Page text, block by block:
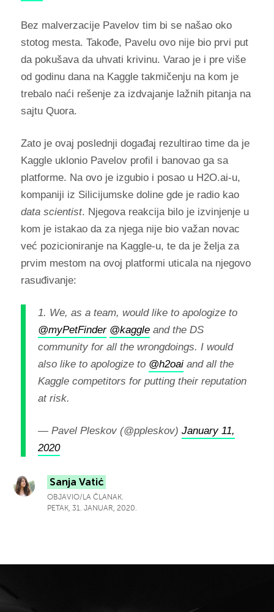
Bez malverzacije Pavelov tim bi se našao oko
stotog mesta. Takođe, Pavelu ovo nije bio prvi put
da pokušava da uhvati krivinu. Varao je i pre više
od godinu dana na Kaggle takmičenju na kom je
trebalo naći rešenje za izdvajanje lažnih pitanja na
sajtu Quora.
Zato je ovaj poslednji događaj rezultirao time da je
Kaggle uklonio Pavelov profil i banovao ga sa
platforme. Na ovo je izgubio i posao u H2O.ai-u,
kompaniji iz Silicijumske doline gde je radio kao
data scientist. Njegova reakcija bilo je izvinjenje u
kom je istakao da za njega nije bio važan novac
već pozicioniranje na Kaggle-u, te da je želja za
prvim mestom na ovoj platformi uticala na njegovo
rasuđivanje:
1. We, as a team, would like to apologize to
@myPetFinder @kaggleand the DS
community for all the wrongdoings. I would
also like to apologize to @h2oaiand all the
Kaggle competitors for putting their reputation
at risk.
— Pavel Pleskov (@ppleskov) January 11,
2020
Sanja Vatić
OBJAVIO/LA ČLANAK.
PETAK, 31. JANUAR, 2020.